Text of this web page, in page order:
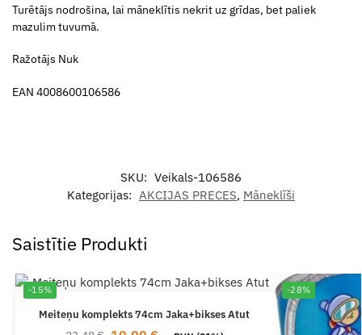
Turētājs nodrošina, lai māneklītis nekrit uz grīdas, bet paliek
mazulim tuvumā.
Ražotājs Nuk
EAN 4008600106586
SKU: Veikals-106586
Kategorijas: AKCIJAS PRECES, Māneklīši
Saistītie Produkti
-15%
Meiteņu komplekts 74cm Jaka+bikses Atut
-28%